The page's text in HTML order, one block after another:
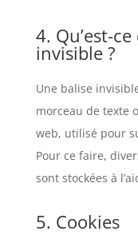
4. Qu’est-
invisible ?
Une balise
morceau de texte
web, utilisé pour
Pour ce faire,
sont stockées à
5. Cookies